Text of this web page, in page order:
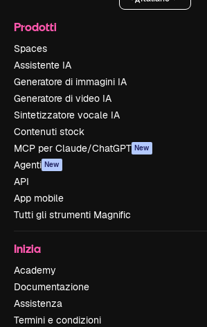
Prodotti
Spaces
Assistente IA
Generatore di immagini IA
Generatore di video IA
Sintetizzatore vocale IA
Contenuti stock
MCP per Claude/ChatGPT New
Agenti New
API
App mobile
Tutti gli strumenti Magnific
Inizia
Academy
Documentazione
Assistenza
Termini e condizioni